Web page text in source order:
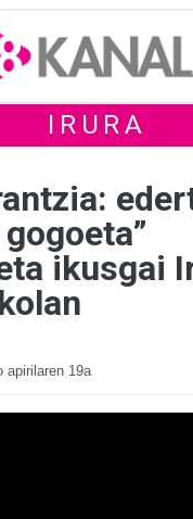
IRURA
ikusgai
apirilaren 19a